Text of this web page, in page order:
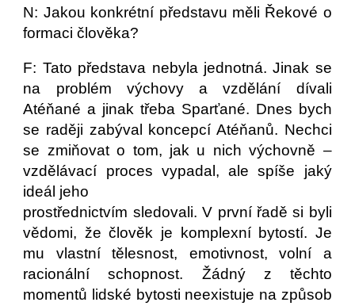
N: Jakou konkrétní představu měli Řekové o
formaci člověka?
F: Tato představa nebyla jednotná. Jinak se
na problém výchovy a vzdělání dívali
Atéňané a jinak třeba Sparťané. Dnes bych
se raději zabýval koncepcí Atéňanů. Nechci
se zmiňovat o tom, jak u nich výchovně –
vzdělávací proces vypadal, ale spíše jaký
ideál jeho
prostřednictvím sledovali. V první řadě si byli
vědomi, že člověk je komplexní bytostí. Je
mu vlastní tělesnost, emotivnost, volní a
racionální schopnost. Žádný z těchto
momentů lidské bytosti neexistuje na způsob